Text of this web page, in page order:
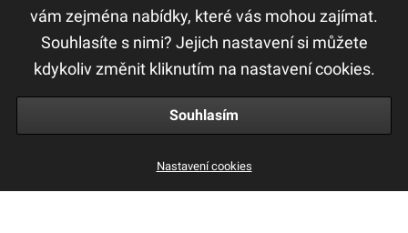
F.A.Q
Ochrana osobních údajů
Obchodní a reklamační podmínky
vám zejména nabídky, které vás mohou zajímat.
Souhlasíte s nimi? Jejich nastavení si můžete
kdykoliv změnit kliknutím na nastavení cookies.
Souhlasím
Nastavení cookies